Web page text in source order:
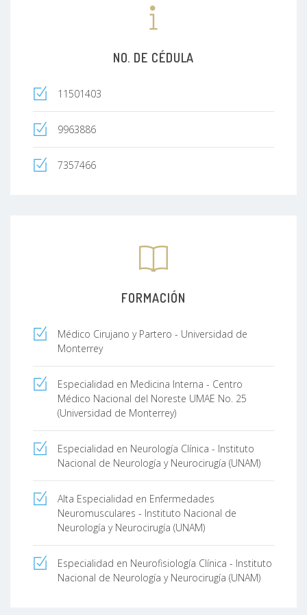
médica especializada, clara y basada en
diagnóstico preciso y un tratamiento
adecuado.
NO. DE CÉDULA
11501403
9963886
7357466
FORMACIÓN
Médico Cirujano y Partero - Universidad de
Monterrey
Especialidad en Medicina Interna - Centro
Médico Nacional del Noreste UMAE No. 25
(Universidad de Monterrey)
Especialidad en Neurología Clínica - Instituto
Nacional de Neurología y Neurocirugía (UNAM)
Alta Especialidad en Enfermedades
Neuromusculares - Instituto Nacional de
Neurología y Neurocirugía (UNAM)
Especialidad en Neurofisiología Clínica - Instituto
Nacional de Neurología y Neurocirugía (UNAM)